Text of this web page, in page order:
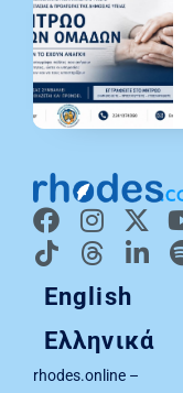
English
Ελληνικά
rhodes.online –